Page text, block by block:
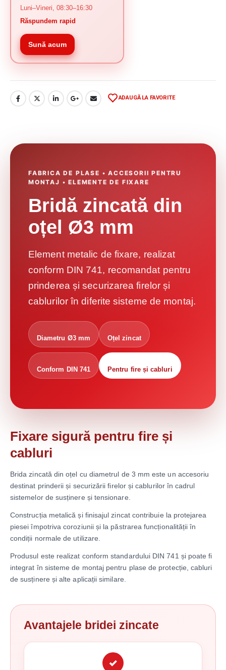
Luni–Vineri, 08:30–16:30
Răspundem rapid
Sună acum
ADAUGĂ LA FAVORITE
FABRICA DE PLASE • ACCESORII PENTRU
MONTAJ • ELEMENTE DE FIXARE
Bridă zincată din
oțel Ø3 mm
Element metalic de fixare, realizat
conform DIN 741, recomandat pentru
prinderea și securizarea firelor și
cablurilor în diferite sisteme de montaj.
Diametru Ø3 mm Oțel zincat
Conform DIN 741 Pentru fire și cabluri
Fixare sigură pentru fire și
cabluri
Brida zincată din oțel cu diametrul de 3 mm este un accesoriu
destinat prinderii și securizării firelor și cablurilor în cadrul
sistemelor de susținere și tensionare.
Construcția metalică și finisajul zincat contribuie la protejarea
piesei împotriva coroziunii și la păstrarea funcționalității în
condiții normale de utilizare.
Produsul este realizat conform standardului DIN 741 și poate fi
integrat în sisteme de montaj pentru plase de protecție, cabluri
de susținere și alte aplicații similare.
Avantajele bridei zincate
✓